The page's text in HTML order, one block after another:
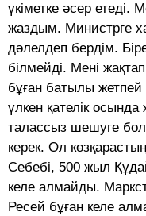
үкіметке әсер
жаздым. Министрге
дәлелдеп бердім.
білмейді. Мені
бұған батылы жетпей
үлкен қателік
талассыз шешуге
керек. Ол
Себебі, 500 жыл
келе алмайды.
Ресей бұған келе